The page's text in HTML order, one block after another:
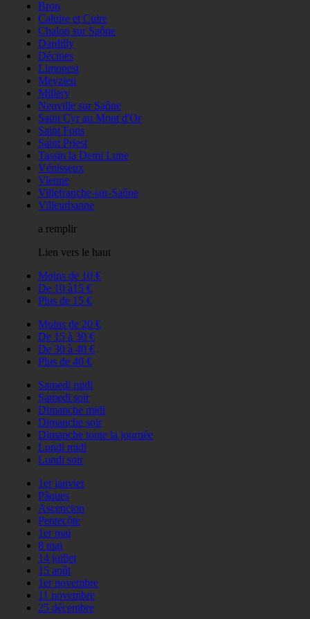
Bron
Caluire et Cuire
Chalon sur Saône
Dardilly
Décines
Limonest
Meyzieu
Millery
Neuville sur Saône
Saint Cyr au Mont d'Or
Saint Fons
Saint Priest
Tassin la Demi Lune
Vénisseux
Vienne
Villefranche-sur-Saône
Villeurbanne
a remplir
Lien vers le haut
Moins de 10 €
De 10 à15 €
Plus de 15 €
Moins de 20 €
De 15 à 30 €
De 30 à 40 €
Plus de 40 €
Samedi midi
Samedi soir
Dimanche midi
Dimanche soir
Dimanche toute la journée
Lundi midi
Lundi soir
1er janvier
Pâques
Ascencion
Pentecôte
1er mai
8 mai
14 juillet
15 août
1er novembre
11 novembre
25 décembre